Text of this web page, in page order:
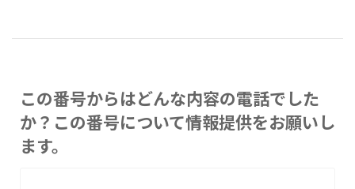
この番号からはどんな内容の電話でした
か？この番号について情報提供をお願いし
ます。